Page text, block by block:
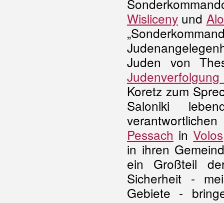
Wisliceny und
Juden von
Koretz zum
Saloniki
Pessach inVolos
in ihren
ein Großteil
Sicherheit -
Gebiete -